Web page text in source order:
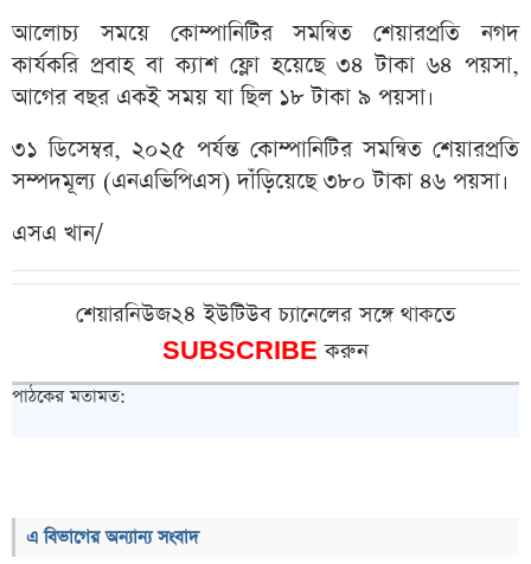
আলোচ্য সময়ে কোম্পানিটির সমন্বিত শেয়ারপ্রতি নগদ
কার্যকরি প্রবাহ বা ক্যাশ ফ্লো হয়েছে ৩৪ টাকা ৬৪ পয়সা,
আগের বছর একই সময় যা ছিল ১৮ টাকা ৯ পয়সা।
৩১ ডিসেম্বর, ২০২৫ পর্যন্ত কোম্পানিটির সমন্বিত শেয়ারপ্রতি
সম্পদমূল্য (এনএভিপিএস) দাঁড়িয়েছে ৩৮০ টাকা ৪৬ পয়সা।
এসএ খান/
শেয়ারনিউজ২৪ ইউটিউব চ্যানেলের সঙ্গে থাকতে
SUBSCRIBEকরুন
পাঠকের মতামত:
এ বিভাগের অন্যান্য সংবাদ